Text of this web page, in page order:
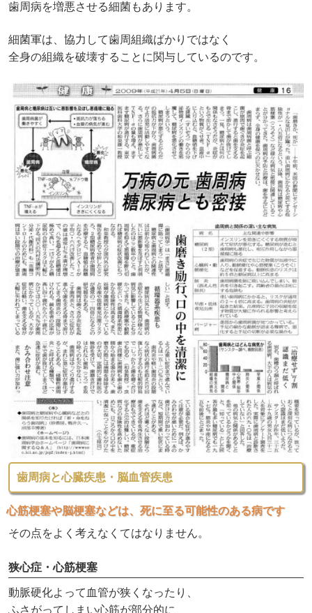
歯周病を増悪させる細菌もあります。
細菌軍は、協力して歯周組織ばかりではなく
全身の組織を破壊することに関与しているのです。
歯周病と心臓疾患・脳血管疾患
心筋梗塞や脳梗塞などは、死に至る可能性のある病です
その点をよく考えなくてはなりません。
狭心症・心筋梗塞
動脈硬化よって血管が狭くなったり、
ふさがってしまい心筋が部分的に